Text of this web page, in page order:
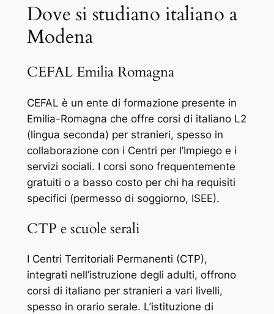
Dove si studiano italiano a
Modena
CEFAL Emilia Romagna
CEFAL è un ente di formazione presente in
Emilia-Romagna che offre corsi di italiano L2
(lingua seconda) per stranieri, spesso in
collaborazione con i Centri per l’Impiego e i
servizi sociali. I corsi sono frequentemente
gratuiti o a basso costo per chi ha requisiti
specifici (permesso di soggiorno, ISEE).
CTP e scuole serali
I Centri Territoriali Permanenti (CTP),
integrati nell’istruzione degli adulti, offrono
corsi di italiano per stranieri a vari livelli,
spesso in orario serale. L’istituzione di